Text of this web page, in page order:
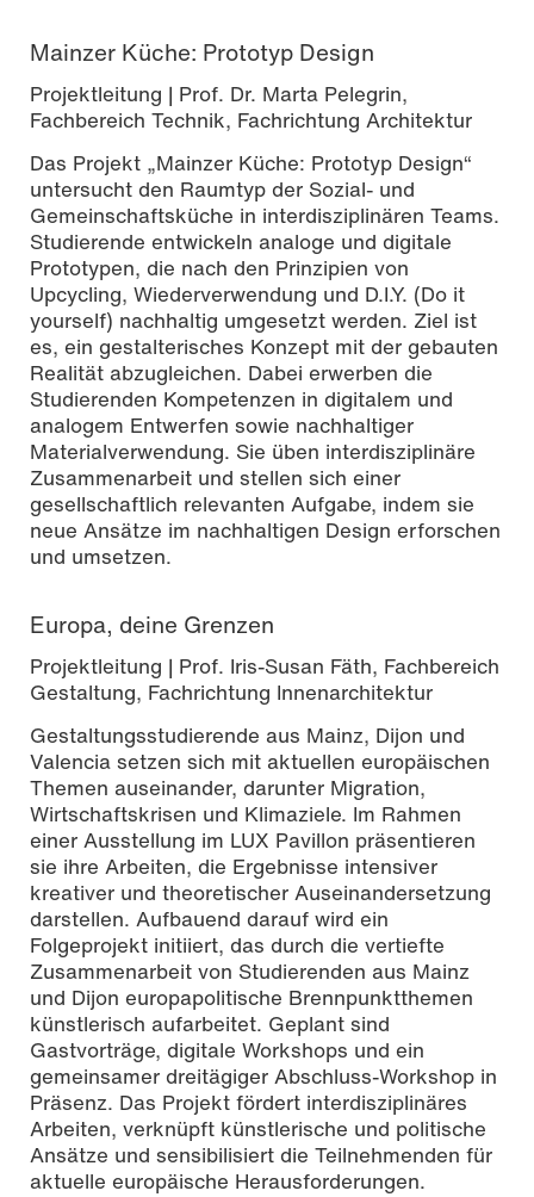
Mainzer Küche: Prototyp Design
Projektleitung | Prof. Dr. Marta Pelegrin,
Fachbereich Technik, Fachrichtung Architektur
Das Projekt „Mainzer Küche: Prototyp Design“
untersucht den Raumtyp der Sozial- und
Gemeinschaftsküche in interdisziplinären Teams.
Studierende entwickeln analoge und digitale
Prototypen, die nach den Prinzipien von
Upcycling, Wiederverwendung und D.I.Y. (Do it
yourself) nachhaltig umgesetzt werden. Ziel ist
es, ein gestalterisches Konzept mit der gebauten
Realität abzugleichen. Dabei erwerben die
Studierenden Kompetenzen in digitalem und
analogem Entwerfen sowie nachhaltiger
Materialverwendung. Sie üben interdisziplinäre
Zusammenarbeit und stellen sich einer
gesellschaftlich relevanten Aufgabe, indem sie
neue Ansätze im nachhaltigen Design erforschen
und umsetzen.
Europa, deine Grenzen
Projektleitung | Prof. Iris-Susan Fäth, Fachbereich
Gestaltung, Fachrichtung Innenarchitektur
Gestaltungsstudierende aus Mainz, Dijon und
Valencia setzen sich mit aktuellen europäischen
Themen auseinander, darunter Migration,
Wirtschaftskrisen und Klimaziele. Im Rahmen
einer Ausstellung im LUX Pavillon präsentieren
sie ihre Arbeiten, die Ergebnisse intensiver
kreativer und theoretischer Auseinandersetzung
darstellen. Aufbauend darauf wird ein
Folgeprojekt initiiert, das durch die vertiefte
Zusammenarbeit von Studierenden aus Mainz
und Dijon europapolitische Brennpunktthemen
künstlerisch aufarbeitet. Geplant sind
Gastvorträge, digitale Workshops und ein
gemeinsamer dreitägiger Abschluss-Workshop in
Präsenz. Das Projekt fördert interdisziplinäres
Arbeiten, verknüpft künstlerische und politische
Ansätze und sensibilisiert die Teilnehmenden für
aktuelle europäische Herausforderungen.